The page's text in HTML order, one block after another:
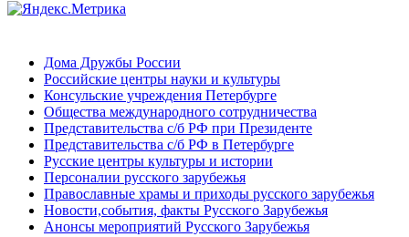
Дома Дружбы России
Российские центры науки и культуры
Консульские учреждения Петербурге
Общества международного сотрудничества
Представительства с/б РФ при Президенте
Представительства с/б РФ в Петербурге
Русские центры культуры и истории
Персоналии русского зарубежья
Православные храмы и приходы русского зарубежья
Новости,события, факты Русского Зарубежья
Анонсы мероприятий Русского Зарубежья